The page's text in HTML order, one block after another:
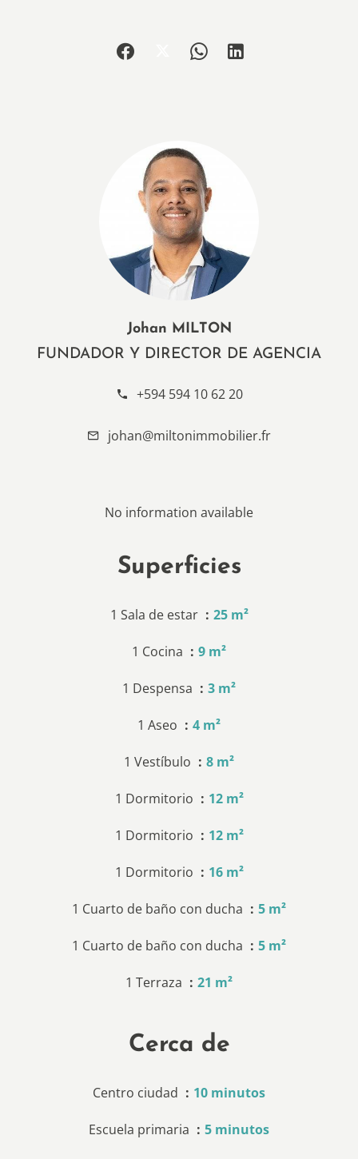
Johan MILTON
FUNDADOR Y DIRECTOR DE AGENCIA
+594 594 10 62 20
johan@miltonimmobilier.fr
No information available
Superficies
1 Sala de estar 25 m²
1 Cocina 9 m²
1 Despensa 3 m²
1 Aseo 4 m²
1 Vestíbulo 8 m²
1 Dormitorio 12 m²
1 Dormitorio 12 m²
1 Dormitorio 16 m²
1 Cuarto de baño con ducha 5 m²
1 Cuarto de baño con ducha 5 m²
1 Terraza 21 m²
Cerca de
Centro ciudad 10 minutos
Escuela primaria 5 minutos